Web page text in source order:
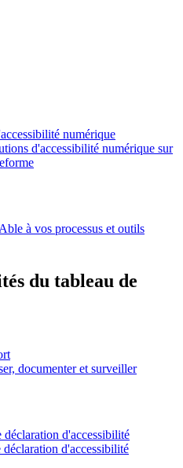
numérique
d'accessibilité numérique sur
à vos processus et outils
du tableau de
documenter et surveiller
déclaration d'accessibilité
d'accessibilité